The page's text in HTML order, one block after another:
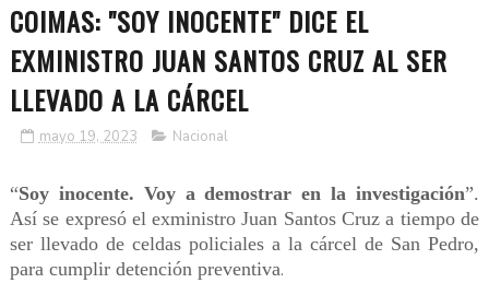
COIMAS: "SOY INOCENTE" DICE EL
EXMINISTRO JUAN SANTOS CRUZ AL SER
LLEVADO A LA CÁRCEL
mayo 19, 2023 Nacional
“Soy inocente. Voy a demostrar en la investigación”.
Así se expresó el exministro Juan Santos Cruz a tiempo de
ser llevado de celdas policiales a la cárcel de San Pedro,
para cumplir detención preventiva.